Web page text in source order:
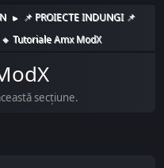
► 📌 PROIECTE INDUNGI 📌
🔸️ Tutoriale Amx ModX
secțiune.